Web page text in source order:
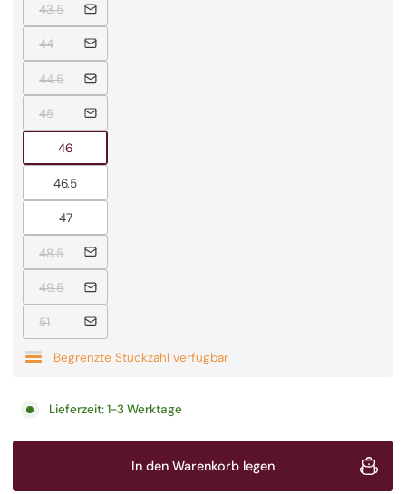
43.5Ausverkauft
44Ausverkauft
44.5Ausverkauft
45Ausverkauft
46Ausverkauft
46.5Ausverkauft
47Ausverkauft
48.5Ausverkauft
49.5Ausverkauft
51Ausverkauft
Begrenzte Stückzahl verfügbar
Lieferzeit:1-3 Werktage
In den Warenkorb legen